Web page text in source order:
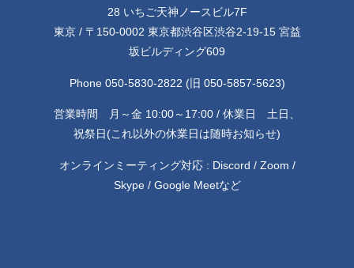
28 いちご天神ノースビル7F
東京 / 〒150-0002 東京都渋谷区渋谷2-19-15 宮益
坂ビルディング609
Phone 050-5830-2822 (旧 050-5857-5623)
営業時間 月～金 10:00～17:00 / 休業日 土日、
祝祭日(これ以外の休業日は随時お知らせ)
オンラインミーティング対応 : Discord / Zoom /
Skype / Google Meetなど